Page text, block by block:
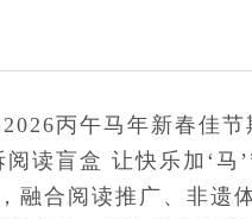
丙午马年新春佳
读盲盒 让快乐加‘马
融合阅读推广、非遗